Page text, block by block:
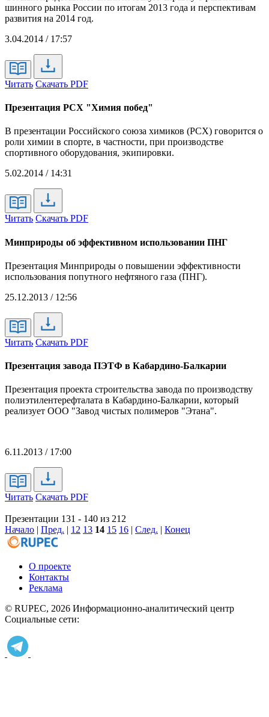
шинного рынка России по итогам 2013 года и перспективам
развития на 2014 год.
3.04.2014 / 17:57
Читать Скачать PDF
Презентация РСХ "Химия побед"
В презентации Российского союза химиков (РСХ) говорится о
роли химии в спорте, в частности, при производстве
спортивного оборудования, экипировки.
5.02.2014 / 14:31
Читать Скачать PDF
Минприроды об эффективном использовании ПНГ
Презентация Минприроды о повышении эффективности
использования попутного нефтяного газа (ПНГ).
25.12.2013 / 12:56
Читать Скачать PDF
Презентация завода ПЭТФ в Кабардино-Балкарии
Презентация проекта строительства завода по производству
полиэтилентерефталата в Кабардино-Балкарии, который
реализует ООО "Завод чистых полимеров "Этана".
6.11.2013 / 17:00
Читать Скачать PDF
Презентации 131 - 140 из 212
Начало | Пред. | 12 13 14 15 16 | След. | Конец
О проекте
Контакты
Реклама
© RUPEC, 2026 Информационно-аналитический центр
Социальные сети: